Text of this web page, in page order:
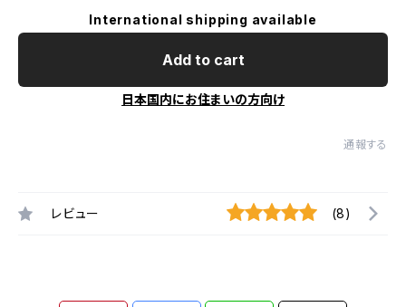
International shipping available
Add to cart
日本国内にお住まいの方向け
通報する
レビュー (8)